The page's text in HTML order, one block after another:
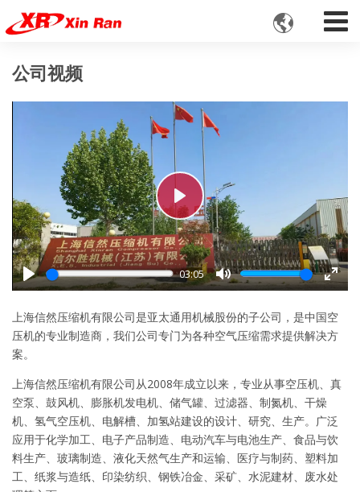

公司视频
Play
03:05
Mute
Enter
Play
上海信然压缩机有限公司是亚太通用机械股份的子公司，是中国空
压机的专业制造商，我们公司专门为各种空气压缩需求提供解决方
案。
上海信然压缩机有限公司从2008年成立以来，专业从事空压机、真
空泵、鼓风机、膨胀机发电机、储气罐、过滤器、制氮机、干燥
机、氢气空压机、电解槽、加氢站建设的设计、研究、生产。广泛
应用于化学加工、电子产品制造、电动汽车与电池生产、食品与饮
料生产、玻璃制造、液化天然气生产和运输、医疗与制药、塑料加
工、纸浆与造纸、印染纺织、钢铁冶金、采矿、水泥建材、废水处